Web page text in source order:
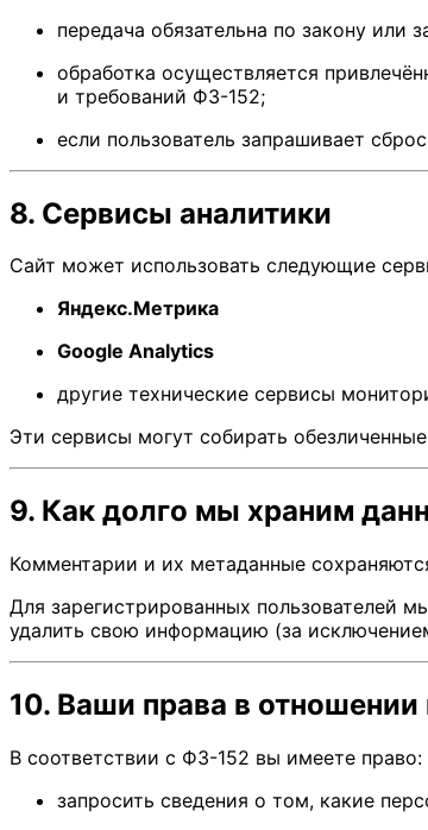
передача обязательна по закону или
обработка осуществляется
и требований ФЗ-152;
если пользователь запрашивает
8. Сервисы аналитики
Сайт может использовать следующие
Яндекс.Метрика
Google Analytics
другие технические сервисы
Эти сервисы могут собирать
9. Как долго мы храним
Комментарии и их метаданные
Для зарегистрированных пользователей
удалить свою информацию (за
10. Ваши права в
В соответствии с ФЗ-152 вы имеете право:
запросить сведения о том, какие